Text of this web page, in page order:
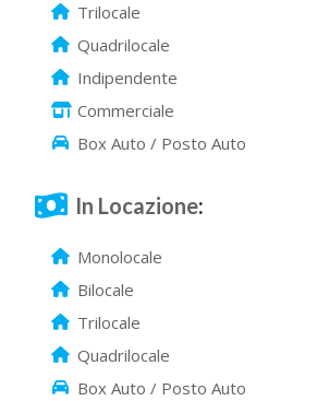
Trilocale
Quadrilocale
Indipendente
Commerciale
Box Auto / Posto Auto
In Locazione:
Monolocale
Bilocale
Trilocale
Quadrilocale
Box Auto / Posto Auto